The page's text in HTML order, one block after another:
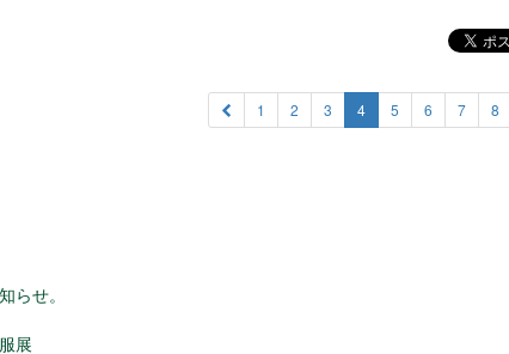
1 2 3 4 5 6 7 8
らせ。
展